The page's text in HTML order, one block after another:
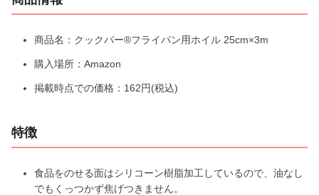
商品名：クックパー®フライパン用ホイル 25cm×3m
購入場所：Amazon
掲載時点での価格：162円(税込)
特徴
食品をのせる面はシリコーン樹脂加工しているので、油なし
でもくっつかず焦げつきません。